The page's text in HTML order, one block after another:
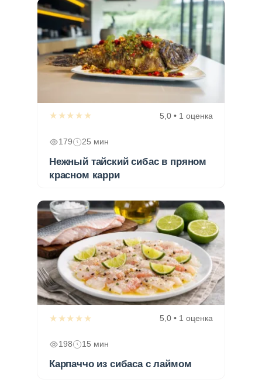
★★★★★ 5,0 • 1 оценка
179 25 мин
Нежный тайский сибас в пряном
красном карри
★★★★★ 5,0 • 1 оценка
198 15 мин
Карпаччо из сибаса с лаймом